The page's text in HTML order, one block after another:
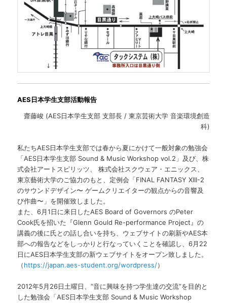
AES日本学生支部活動報告
齋藤峻 (AES日本学生支部 支部長 / 東京芸術大学 音楽環境創造
科)
私たちAES日本学生支部では春から夏にかけて一般対象の勉強会
「AES日本学生支部 Sound & Music Workshop vol.2」及び、株
式会社アートスピリッツ、 株式会社スクウェア・エニックス、
東京藝術大学のご協力のもと、定例会「FINAL FANTASY XIII-2
のサウンドデザイン〜 ゲームクリエイターの観点からの音響及
び作曲〜」を開催致しました。
また、6月1日に来日したAES Board of Governors のPeter
Cook氏を招いた『Glenn Gould Re-performance Project』の
講義の後に氏との話し合いを持ち、ウェブサイトの刷新やAES本
部への報告などをしっかりと行なっていくことを確認し、6月22
日にAES日本学生支部の新ウェブサイトをオープン致しました。
（https://japan.aes-student.org/wordpress/）
2012年5月26日土曜日、“音に興味を持つ学生達の交流”を目的と
した勉強会「AES日本学生支部 Sound & Music Workshop